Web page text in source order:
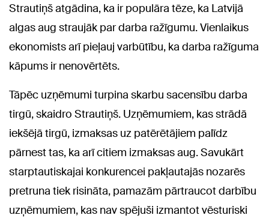
Strautiņš atgādina, ka ir populāra tēze, ka Latvijā
algas aug straujāk par darba ražīgumu. Vienlaikus
ekonomists arī pieļauj varbūtību, ka darba ražīguma
kāpums ir nenovērtēts.
Tāpēc uzņēmumi turpina skarbu sacensību darba
tirgū, skaidro Strautiņš. Uzņēmumiem, kas strādā
iekšējā tirgū, izmaksas uz patērētājiem palīdz
pārnest tas, ka arī citiem izmaksas aug. Savukārt
starptautiskajai konkurencei pakļautajās nozarēs
pretruna tiek risināta, pamazām pārtraucot darbību
uzņēmumiem, kas nav spējuši izmantot vēsturiski